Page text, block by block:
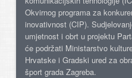
Okvirnog programa za
inovativnost (CIP).
umjetnost i obrt u projektu
će podržati Ministarstvo
Hrvatske i Gradski ured za
šport grada Zagreba.